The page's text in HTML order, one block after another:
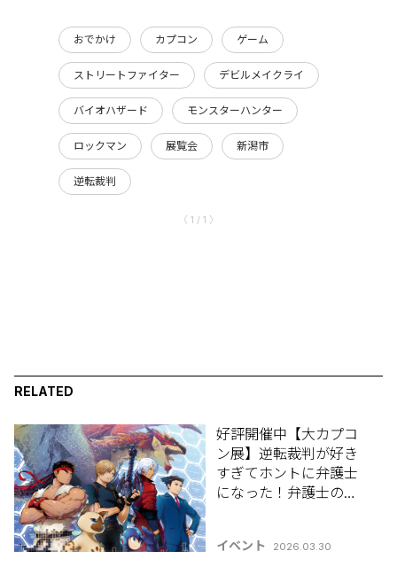
おでかけ カプコン ゲーム
ストリートファイター デビルメイクライ
バイオハザード モンスターハンター
ロックマン 展覧会 新潟市
逆転裁判
〈 1 / 1 〉
RELATED
好評開催中【大カプコ
ン展】逆転裁判が好き
すぎてホントに弁護士
になった！弁護士の
イベント 2026.03.30